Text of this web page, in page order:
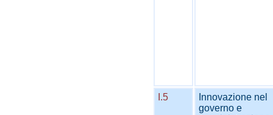
I.5
Innovazione nel
governo e